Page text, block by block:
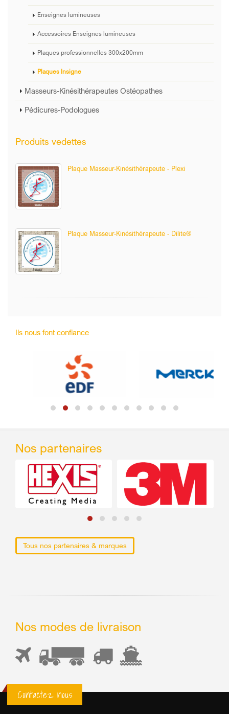
Enseignes lumineuses
Accessoires Enseignes lumineuses
Plaques professionnelles 300x200mm
Plaques Insigne
Masseurs-Kinésithérapeutes Ostéopathes
Pédicures-Podologues
Produits vedettes
Plaque Masseur-Kinésithérapeute - Plexi
Plaque Masseur-Kinésithérapeute - Dilite®
Ils nous font confiance
Nos partenaires
Tous nos partenaires & marques
Nos modes de livraison
Contactez nous